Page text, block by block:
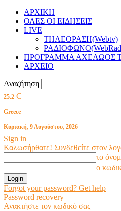
ΑΡΧΙΚΗ
ΟΛΕΣ ΟΙ ΕΙΔΗΣΕΙΣ
LIVE
ΤΗΛΕΟΡΑΣΗ(Webtv)
ΠΡΟΓΡΑΜΜΑ ΑΧΕΛΩΟΣ
ΑΡΧΕΙΟ
Αναζήτηση
25.2 C
Greece
Κυριακή, 9 Αυγούστου, 2026
Sign in
Καλωσήρθατε! Συνδεθείτε στον
το
ο
Forgot your password? Get help
Password recovery
Ανακτήστε τον κωδικό σας